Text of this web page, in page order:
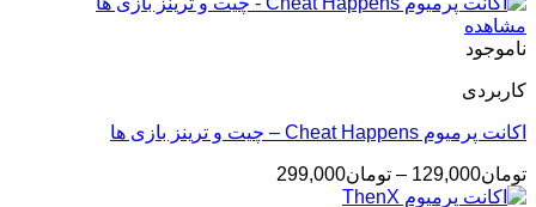
مشاهده
ناموجود
کاربردی
اکانت پرمیوم Cheat Happens – چیت و ترینز بازی ها
تومان129,000
– تومان299,000